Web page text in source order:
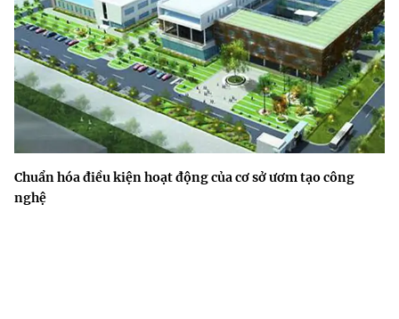
Chuẩn hóa điều kiện hoạt động của cơ sở ươm tạo công
nghệ